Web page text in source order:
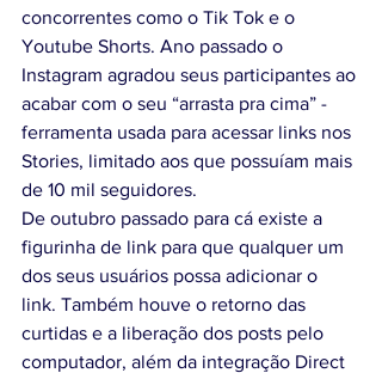
concorrentes como o Tik Tok e o
Youtube Shorts. Ano passado o
Instagram agradou seus participantes ao
acabar com o seu “arrasta pra cima” -
ferramenta usada para acessar links nos
Stories, limitado aos que possuíam mais
de 10 mil seguidores.
De outubro passado para cá existe a
figurinha de link para que qualquer um
dos seus usuários possa adicionar o
link. Também houve o retorno das
curtidas e a liberação dos posts pelo
computador, além da integração Direct